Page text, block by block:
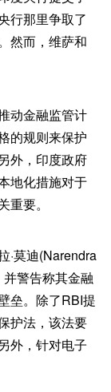
行那里争取了
然而，维萨和
动金融监管计
的规则来保护
外，印度政府
地化措施对于
要。
·莫迪(Narendra
警告称其金融
垒。除了RBI提
护法，该法要
外，针对电子